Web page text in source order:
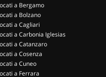
a Bergamo
a Bolzano
a Cagliari
a Carbonia Iglesias
a Catanzaro
a Cosenza
a Cuneo
a Ferrara